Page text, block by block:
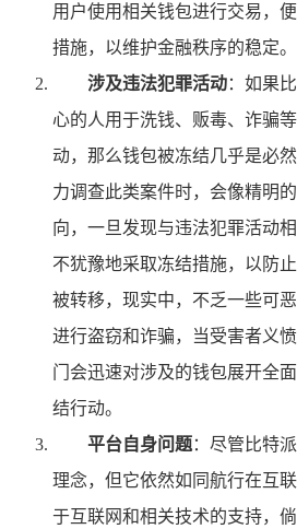
用户使用相关钱包进行交易，
措施，以维护金融秩序的稳定。
涉及违法犯罪活动：如果
心的人用于洗钱、贩毒、诈骗
动，那么钱包被冻结几乎是必
力调查此类案件时，会像精明
向，一旦发现与违法犯罪活动
不犹豫地采取冻结措施，以防
被转移，现实中，不乏一些可
进行盗窃和诈骗，当受害者义
门会迅速对涉及的钱包展开全
结行动。
平台自身问题：尽管比特
理念，但它依然如同航行在互
于互联网和相关技术的支持，